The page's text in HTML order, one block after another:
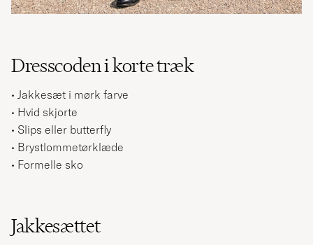
Dresscoden i korte træk
• Jakkesæt i mørk farve
• Hvid skjorte
• Slips eller butterfly
• Brystlommetørklæde
• Formelle sko
Jakkesættet